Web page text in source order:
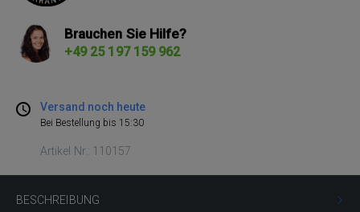
Brauchen Sie Hilfe?
+49 25 197 159 962
Versand noch heute
Bei Bestellung bis 15:30
Artikel Nr.: 110157
BESCHREIBUNG